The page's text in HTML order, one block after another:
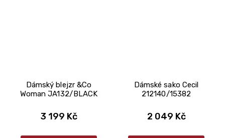
Dámský blejzr &Co
Woman JA132/BLACK
3 199 Kč
Dámské sako Cecil
212140/15382
2 049 Kč